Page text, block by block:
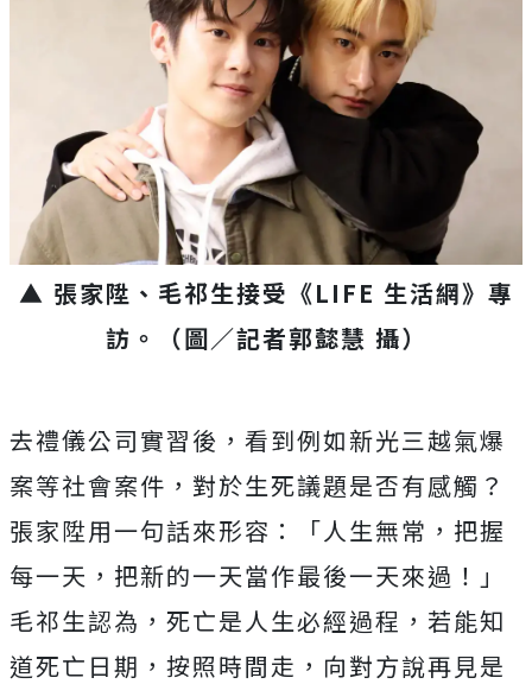
▲ 張家陞、毛祁生接受《LIFE 生活網》專
訪。（圖／記者郭懿慧 攝）
去禮儀公司實習後，看到例如新光三越氣爆
案等社會案件，對於生死議題是否有感觸？
張家陞用一句話來形容：「人生無常，把握
每一天，把新的一天當作最後一天來過！」
毛祁生認為，死亡是人生必經過程，若能知
道死亡日期，按照時間走，向對方說再見是